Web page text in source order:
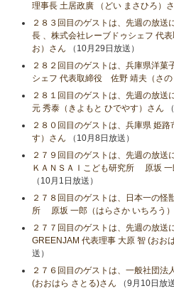
理事長 土居政廣 （どい まさひろ）
２８３回目のゲストは、先週の放送
長 、株式会社レーブドゥシェフ 代
お）さん （10月29日放送）
２８２回目のゲストは、兵庫県洋菓
シェフ 代表取締役 佐野 靖夫（さの
２８１回目のゲストは、先週の放送
元 秀泰（きよもと ひでやす）さん
２８０回目のゲストは、兵庫県 姫
す）さん （10月8日放送）
２７９回目のゲストは、先週の放
ＫＡＮＳＡＩこども研究所 原坂 一
（10月1日放送）
２７８回目のゲストは、日本一の
所 原坂 一郎（はらさか いちろう
２７７回目のゲストは、先週の放送
GREENJAM 代表理事 大原 智 (おお
送）
２７６回目のゲストは、一般社団法
(おおはら さとる)さん （9月10日放送